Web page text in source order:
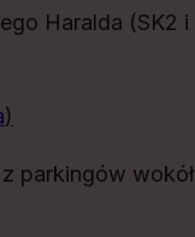
Haralda (SK2 i
)
parkingów wokół